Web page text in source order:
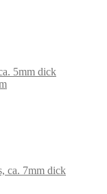
5mm dick
ca. 7mm dick